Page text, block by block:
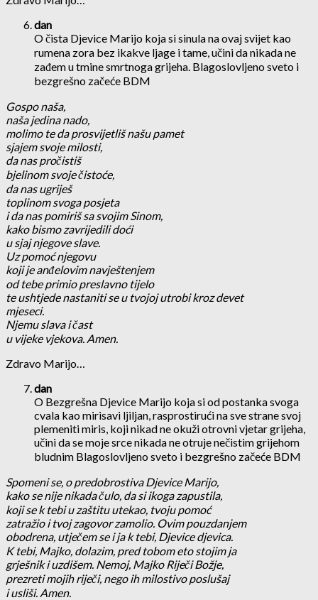
dan
O čista Djevice Marijo koja si sinula na ovaj svijet kao
rumena zora bez ikakve ljage i tame, učini da nikada ne
zađem u tmine smrtnoga grijeha. Blagoslovljeno sveto i
bezgrešno začeće BDM
Gospo naša,
naša jedina nado,
molimo te da prosvijetliš našu pamet
sjajem svoje milosti,
da nas pročistiš
bjelinom svoje čistoće,
da nas ugriješ
toplinom svoga posjeta
i da nas pomiriš sa svojim Sinom,
kako bismo zavrijedili doći
u sjaj njegove slave.
Uz pomoć njegovu
koji je anđelovim navještenjem
od tebe primio preslavno tijelo
te ushtjede nastaniti se u tvojoj utrobi kroz devet
mjeseci.
Njemu slava i čast
u vijeke vjekova. Amen.
Zdravo Marijo…
dan
O Bezgrešna Djevice Marijo koja si od postanka svoga
cvala kao mirisavi ljiljan, rasprostirući na sve strane svoj
plemeniti miris, koji nikad ne okuži otrovni vjetar grijeha,
učini da se moje srce nikada ne otruje nečistim grijehom
bludnim Blagoslovljeno sveto i bezgrešno začeće BDM
Spomeni se, o predobrostiva Djevice Marijo,
kako se nije nikada čulo, da si ikoga zapustila,
koji se k tebi u zaštitu utekao, tvoju pomoć
zatražio i tvoj zagovor zamolio. Ovim pouzdanjem
obodrena, utječem se i ja k tebi, Djevice djevica.
K tebi, Majko, dolazim, pred tobom eto stojim ja
grješnik i uzdišem. Nemoj, Majko Riječi Božje,
prezreti mojih riječi, nego ih milostivo poslušaj
i usliši. Amen.